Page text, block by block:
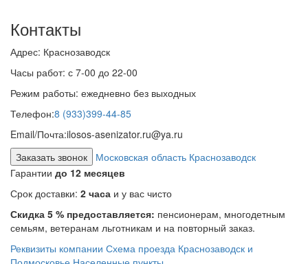
Контакты
Адрес: Краснозаводск
Часы работ: с 7-00 до 22-00
Режим работы: ежедневно без выходных
Телефон:8 (933)399-44-85
Email/Почта:ilosos-asenizator.ru@ya.ru
Заказать звонок
Московская область Краснозаводск
Гарантии до 12 месяцев
Срок доставки: 2 часа и у вас чисто
Скидка 5 % предоставляется: пенсионерам, многодетным
семьям, ветеранам льготникам и на повторный заказ.
Реквизиты компании Схема проезда Краснозаводск и